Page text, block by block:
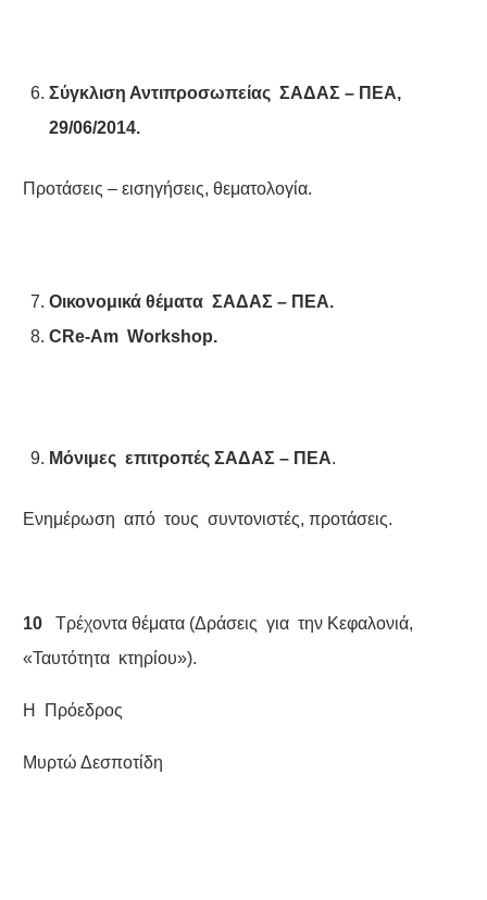
Σύγκλιση Αντιπροσωπείας ΣΑΔΑΣ – ΠΕΑ,
29/06/2014.
Προτάσεις – εισηγήσεις, θεματολογία.
Οικονομικά θέματα ΣΑΔΑΣ – ΠΕΑ.
CRe-Am Workshop.
Μόνιμες επιτροπές ΣΑΔΑΣ – ΠΕΑ.
Ενημέρωση από τους συντονιστές, προτάσεις.
10 Τρέχοντα θέματα (Δράσεις για την Κεφαλονιά,
«Ταυτότητα κτηρίου»).
Η Πρόεδρος
Mυρτώ Δεσποτίδη